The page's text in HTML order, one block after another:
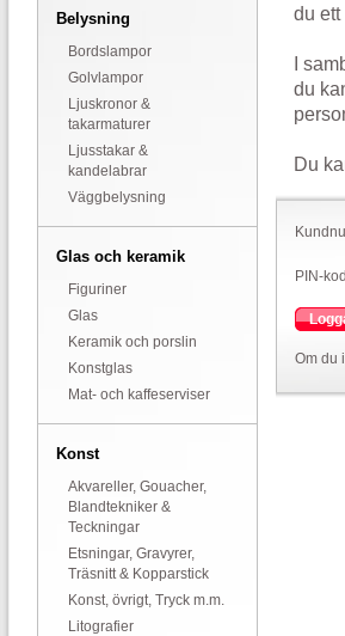
Belysning
Bordslampor
Golvlampor
Ljuskronor &
takarmaturer
Ljusstakar &
kandelabrar
Väggbelysning
Glas och keramik
Figuriner
Glas
Keramik och porslin
Konstglas
Mat- och kaffeserviser
Konst
Akvareller, Gouacher,
Blandtekniker &
Teckningar
Etsningar, Gravyrer,
Träsnitt & Kopparstick
Konst, övrigt, Tryck m.m.
Litografier
du ett
I
du
Du
PIN-kod
Om du